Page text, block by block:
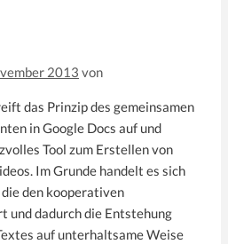
2013 von
das Prinzip des gemeinsamen
in Google Docs auf und
Tool zum Erstellen von
Im Grunde handelt es sich
den kooperativen
und dadurch die Entstehung
auf unterhaltsame Weise